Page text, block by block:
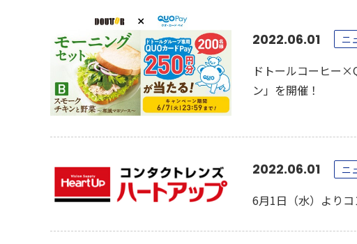
2022.06.01 ニ
ドトールコーヒー
ン」を開催！
2022.06.01 ニ
6月1日（水）より